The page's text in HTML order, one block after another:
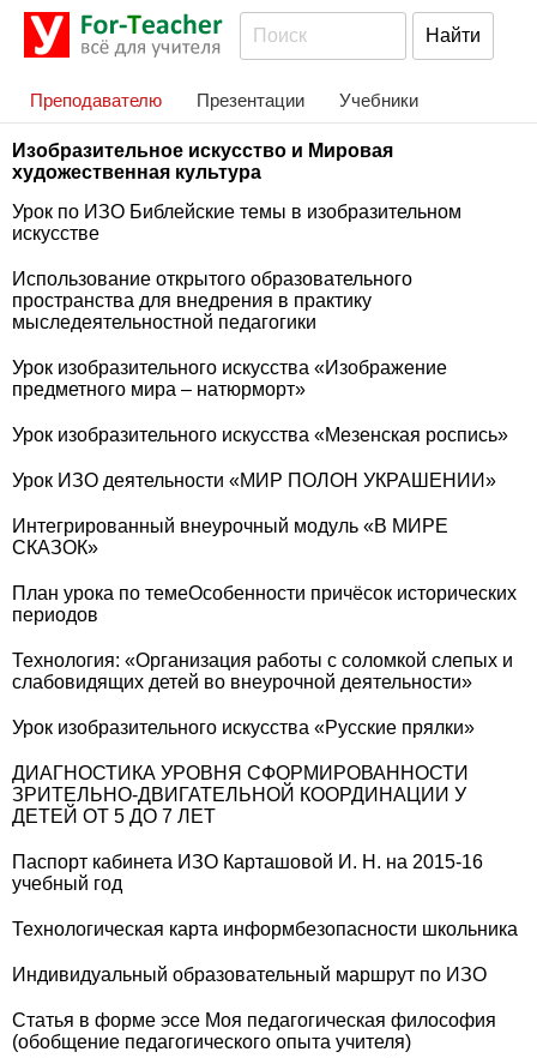
Преподавателю Презентации Учебники
Изобразительное искусство и Мировая
художественная культура
Урок по ИЗО Библейские темы в изобразительном
искусстве
Использование открытого образовательного
пространства для внедрения в практику
мыследеятельностной педагогики
Урок изобразительного искусства «Изображение
предметного мира – натюрморт»
Урок изобразительного искусства «Мезенская роспись»
Урок ИЗО деятельности «МИР ПОЛОН УКРАШЕНИИ»
Интегрированный внеурочный модуль «В МИРЕ
СКАЗОК»
План урока по темеОсобенности причёсок исторических
периодов
Технология: «Организация работы с соломкой слепых и
слабовидящих детей во внеурочной деятельности»
Урок изобразительного искусства «Русские прялки»
ДИАГНОСТИКА УРОВНЯ СФОРМИРОВАННОСТИ
ЗРИТЕЛЬНО-ДВИГАТЕЛЬНОЙ КООРДИНАЦИИ У
ДЕТЕЙ ОТ 5 ДО 7 ЛЕТ
Паспорт кабинета ИЗО Карташовой И. Н. на 2015-16
учебный год
Технологическая карта информбезопасности школьника
Индивидуальный образовательный маршрут по ИЗО
Статья в форме эссе Моя педагогическая философия
(обобщение педагогического опыта учителя)